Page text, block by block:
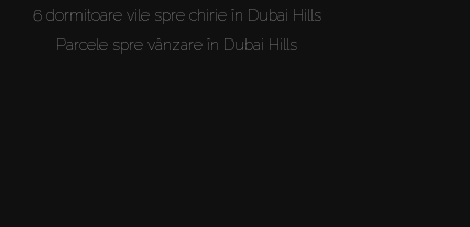
6 dormitoare vile spre chirie în Dubai Hills
Parcele spre vânzare în Dubai Hills